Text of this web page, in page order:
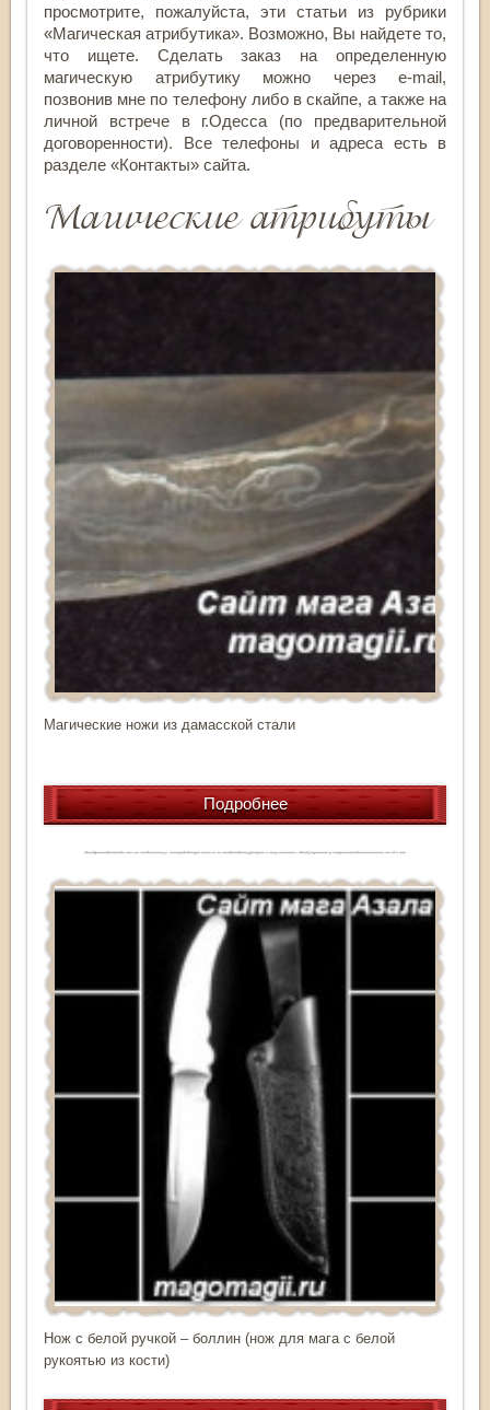
просмотрите, пожалуйста, эти статьи из рубрики
«Магическая атрибутика». Возможно, Вы найдете то,
что ищете. Сделать заказ на определенную
магическую атрибутику можно через e-mail,
позвонив мне по телефону либо в скайпе, а также на
личной встрече в г.Одесса (по предварительной
договоренности). Все телефоны и адреса есть в
разделе «Контакты» сайта.
Магические атрибуты
Магические ножи из дамасской стали
Подробнее
Нож с белой ручкой – боллин (нож для мага с белой
рукоятью из кости)